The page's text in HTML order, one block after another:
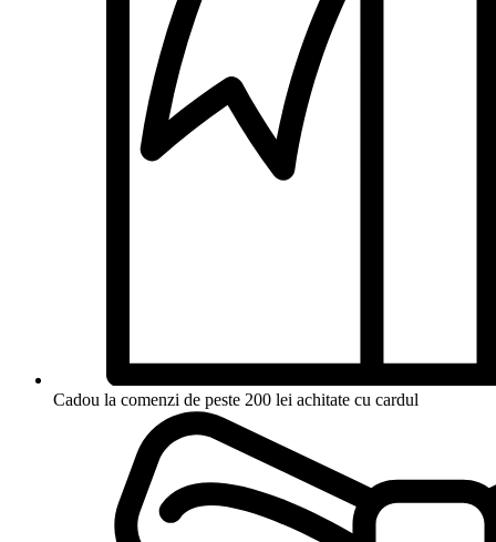
Cadou la comenzi de peste 200 lei achitate cu cardul